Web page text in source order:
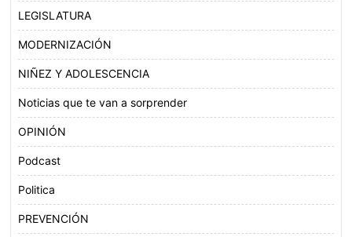
LEGISLATURA
MODERNIZACIÓN
NIÑEZ Y ADOLESCENCIA
Noticias que te van a sorprender
OPINIÓN
Podcast
Politica
PREVENCIÓN